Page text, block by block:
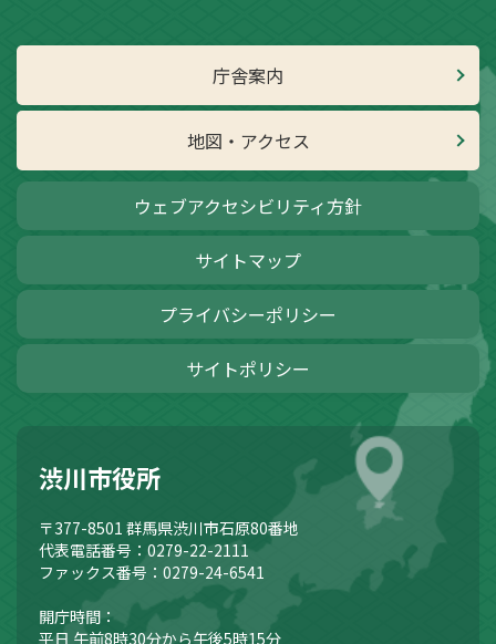
庁舎案内
地図・アクセス
ウェブアクセシビリティ方針
サイトマップ
プライバシーポリシー
サイトポリシー
渋川市役所
〒377-8501 群馬県渋川市石原80番地
代表電話番号：0279-22-2111
ファックス番号：0279-24-6541
開庁時間：
平日 午前8時30分から午後5時15分